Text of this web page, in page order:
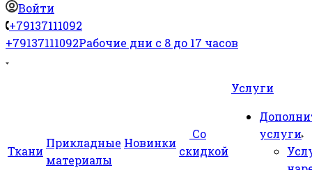
Войти
+79137111092
+79137111092Рабочие дни с 8 до 17 часов
Ткани
Прикладные
материалы
Новинки
Со
скидкой
Услуги
услуги